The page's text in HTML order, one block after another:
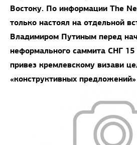
Востоку. По информации The
только настоял на отдельной
Владимиром Путиным перед
неформального саммита СНГ
привез кремлевскому визави
«конструктивных предложений»